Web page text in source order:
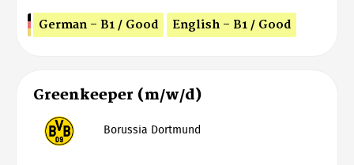
German - B1 / Good English - B1 / Good
Greenkeeper (m/w/d)
Borussia Dortmund